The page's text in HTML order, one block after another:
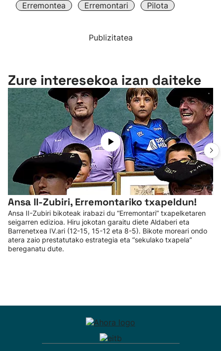
Erremontea Erremontari Pilota
Publizitatea
Zure interesekoa izan daiteke
Ansa II-Zubiri, Erremontariko txapeldun!
Ansa II-Zubiri bikoteak irabazi du “Erremontari” txapelketaren
seigarren edizioa. Hiru jokotan garaitu diete Aldaberi eta
Barrenetxea IV.ari (12-15, 15-12 eta 8-5). Bikote moreari ondo
atera zaio prestatutako estrategia eta “sekulako txapela”
bereganatu dute.